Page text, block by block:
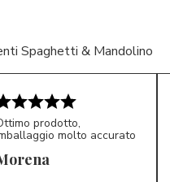
Spaghetti & Mandolino
prodotto,
molto accurato